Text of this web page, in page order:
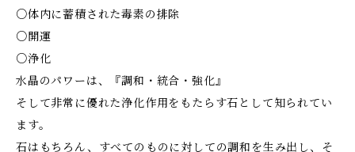
○体内に蓄積された毒素の排除
○開運
○浄化
水晶のパワーは、『調和・統合・強化』
そして非常に優れた浄化作用をもたらす石として知られてい
ます。
石はもちろん、すべてのものに対しての調和を生み出し、そ